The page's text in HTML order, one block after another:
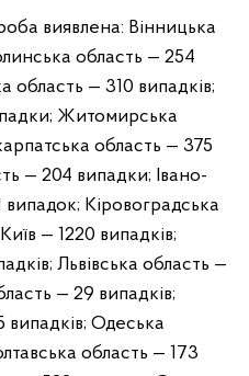
виявлена: Вінницька
область — 254
область — 310 випадків;
Житомирська
область — 375
— 204 випадки; Івано-
випадок; Кіровоградська
— 1220 випадків;
Львівська область —
— 29 випадків;
випадків; Одеська
область — 173